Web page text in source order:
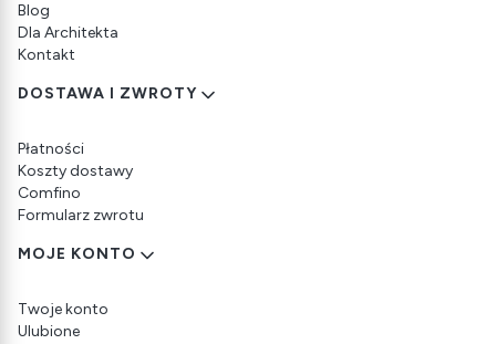
Blog
Dla Architekta
Kontakt
DOSTAWA I ZWROTY
Płatności
Koszty dostawy
Comfino
Formularz zwrotu
MOJE KONTO
Twoje konto
Ulubione